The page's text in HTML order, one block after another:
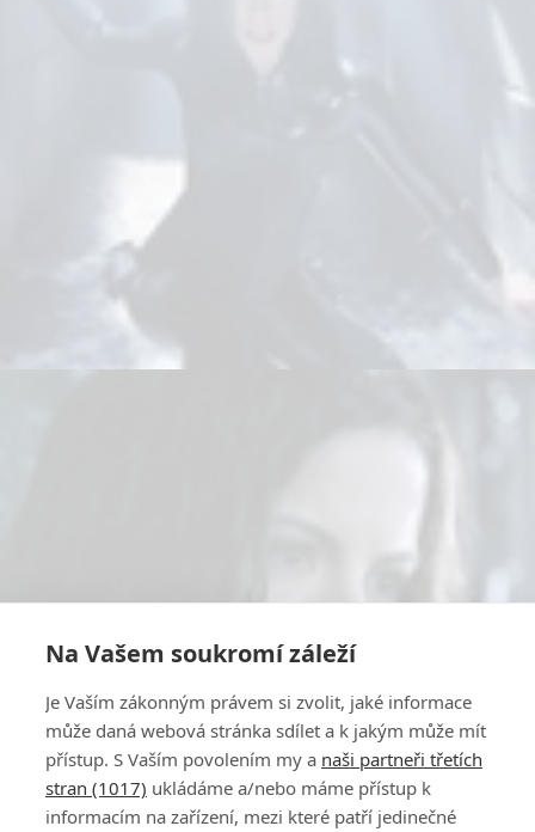
Na Vašem soukromí záleží
Je Vaším zákonným právem si zvolit, jaké informace
může daná webová stránka sdílet a k jakým může mít
přístup. S Vaším povolením my a naši partneři třetích
stran (1017) ukládáme a/nebo máme přístup k
informacím na zařízení, mezi které patří jedinečné